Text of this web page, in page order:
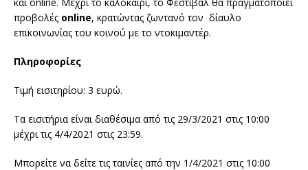
προβολές online, κρατώντας ζωντανό τον δίαυλο
επικοινωνίας του κοινού με το ντοκιμαντέρ.
Πληροφορίες
Τιμή εισιτηρίου: 3 ευρώ.
Τα εισιτήρια είναι διαθέσιμα από τις 29/3/2021 στις 10:00
μέχρι τις 4/4/2021 στις 23:59.
Μπορείτε να δείτε τις ταινίες από την 1/4/2021 στις 10:00